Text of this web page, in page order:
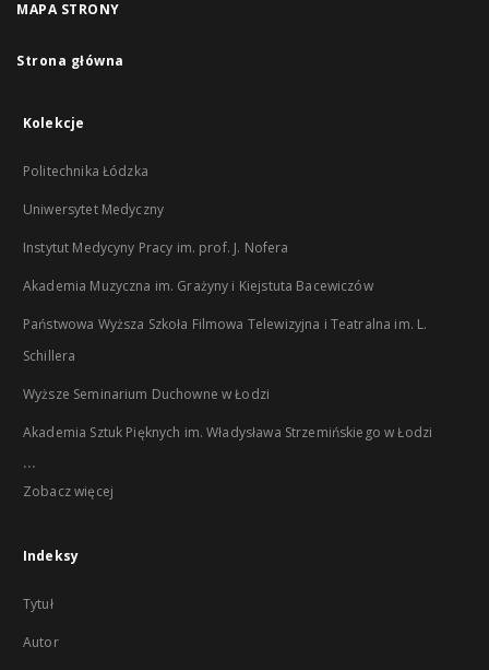
MAPA STRONY
Strona główna
Kolekcje
Politechnika Łódzka
Uniwersytet Medyczny
Instytut Medycyny Pracy im. prof. J. Nofera
Akademia Muzyczna im. Grażyny i Kiejstuta Bacewiczów
Państwowa Wyższa Szkoła Filmowa Telewizyjna i Teatralna im. L.
Schillera
Wyższe Seminarium Duchowne w Łodzi
Akademia Sztuk Pięknych im. Władysława Strzemińskiego w Łodzi
...
Zobacz więcej
Indeksy
Tytuł
Autor